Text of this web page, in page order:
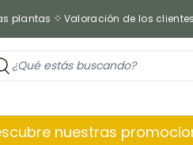
plantas Valoración de los
nuestras